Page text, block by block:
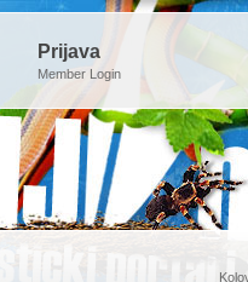
Prijava
Member Login